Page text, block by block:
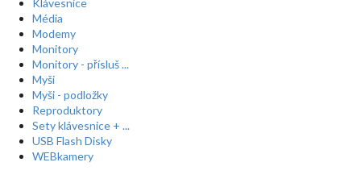
Klávesnice
Média
Modemy
Monitory
Monitory - přísluš ...
Myši
Myši - podložky
Reproduktory
Sety klávesnice + ...
USB Flash Disky
WEBkamery